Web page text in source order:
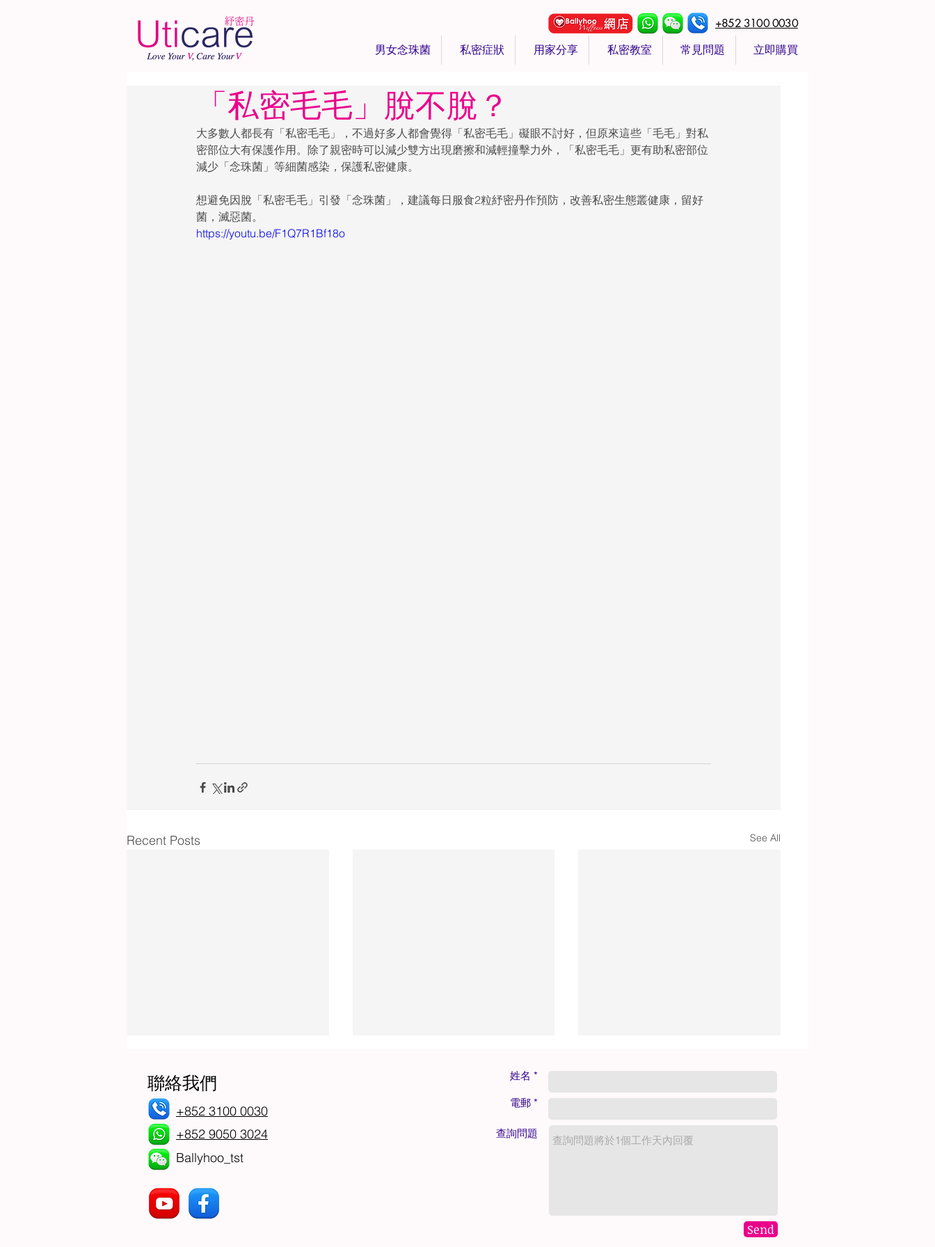
+852 3100 0030
男女念珠菌
私密症狀 用家分享 私密教室 常見問題 立即購買
「私密毛毛」脫不脫？
大多數人都長有「私密毛毛」，不過好多人都會覺得「私密毛毛」礙眼不討好，但原來這些「毛毛」對私
密部位大有保護作用。除了親密時可以減少雙方出現磨擦和減輕撞擊力外，「私密毛毛」更有助私密部位
減少「念珠菌」等細菌感染，保護私密健康。
想避免因脫「私密毛毛」引發「念珠菌」，建議每日服食2粒紓密丹作預防，改善私密生態叢健康，留好
菌，滅惡菌。
https://youtu.be/F1Q7R1Bf18o
Recent Posts See All
點去廁所先安心？拒絕「念珠
菌」上身
聯絡我們
+852 3100 0030
+852 9050 3024
Ballyhoo_tst
姓名 *
電郵 *
查詢問題
Send